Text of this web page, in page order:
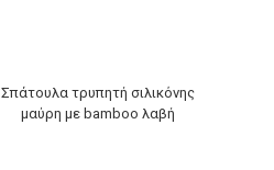
Σπάτουλα τρυπητή σιλικόνης
μαύρη με bamboo λαβή